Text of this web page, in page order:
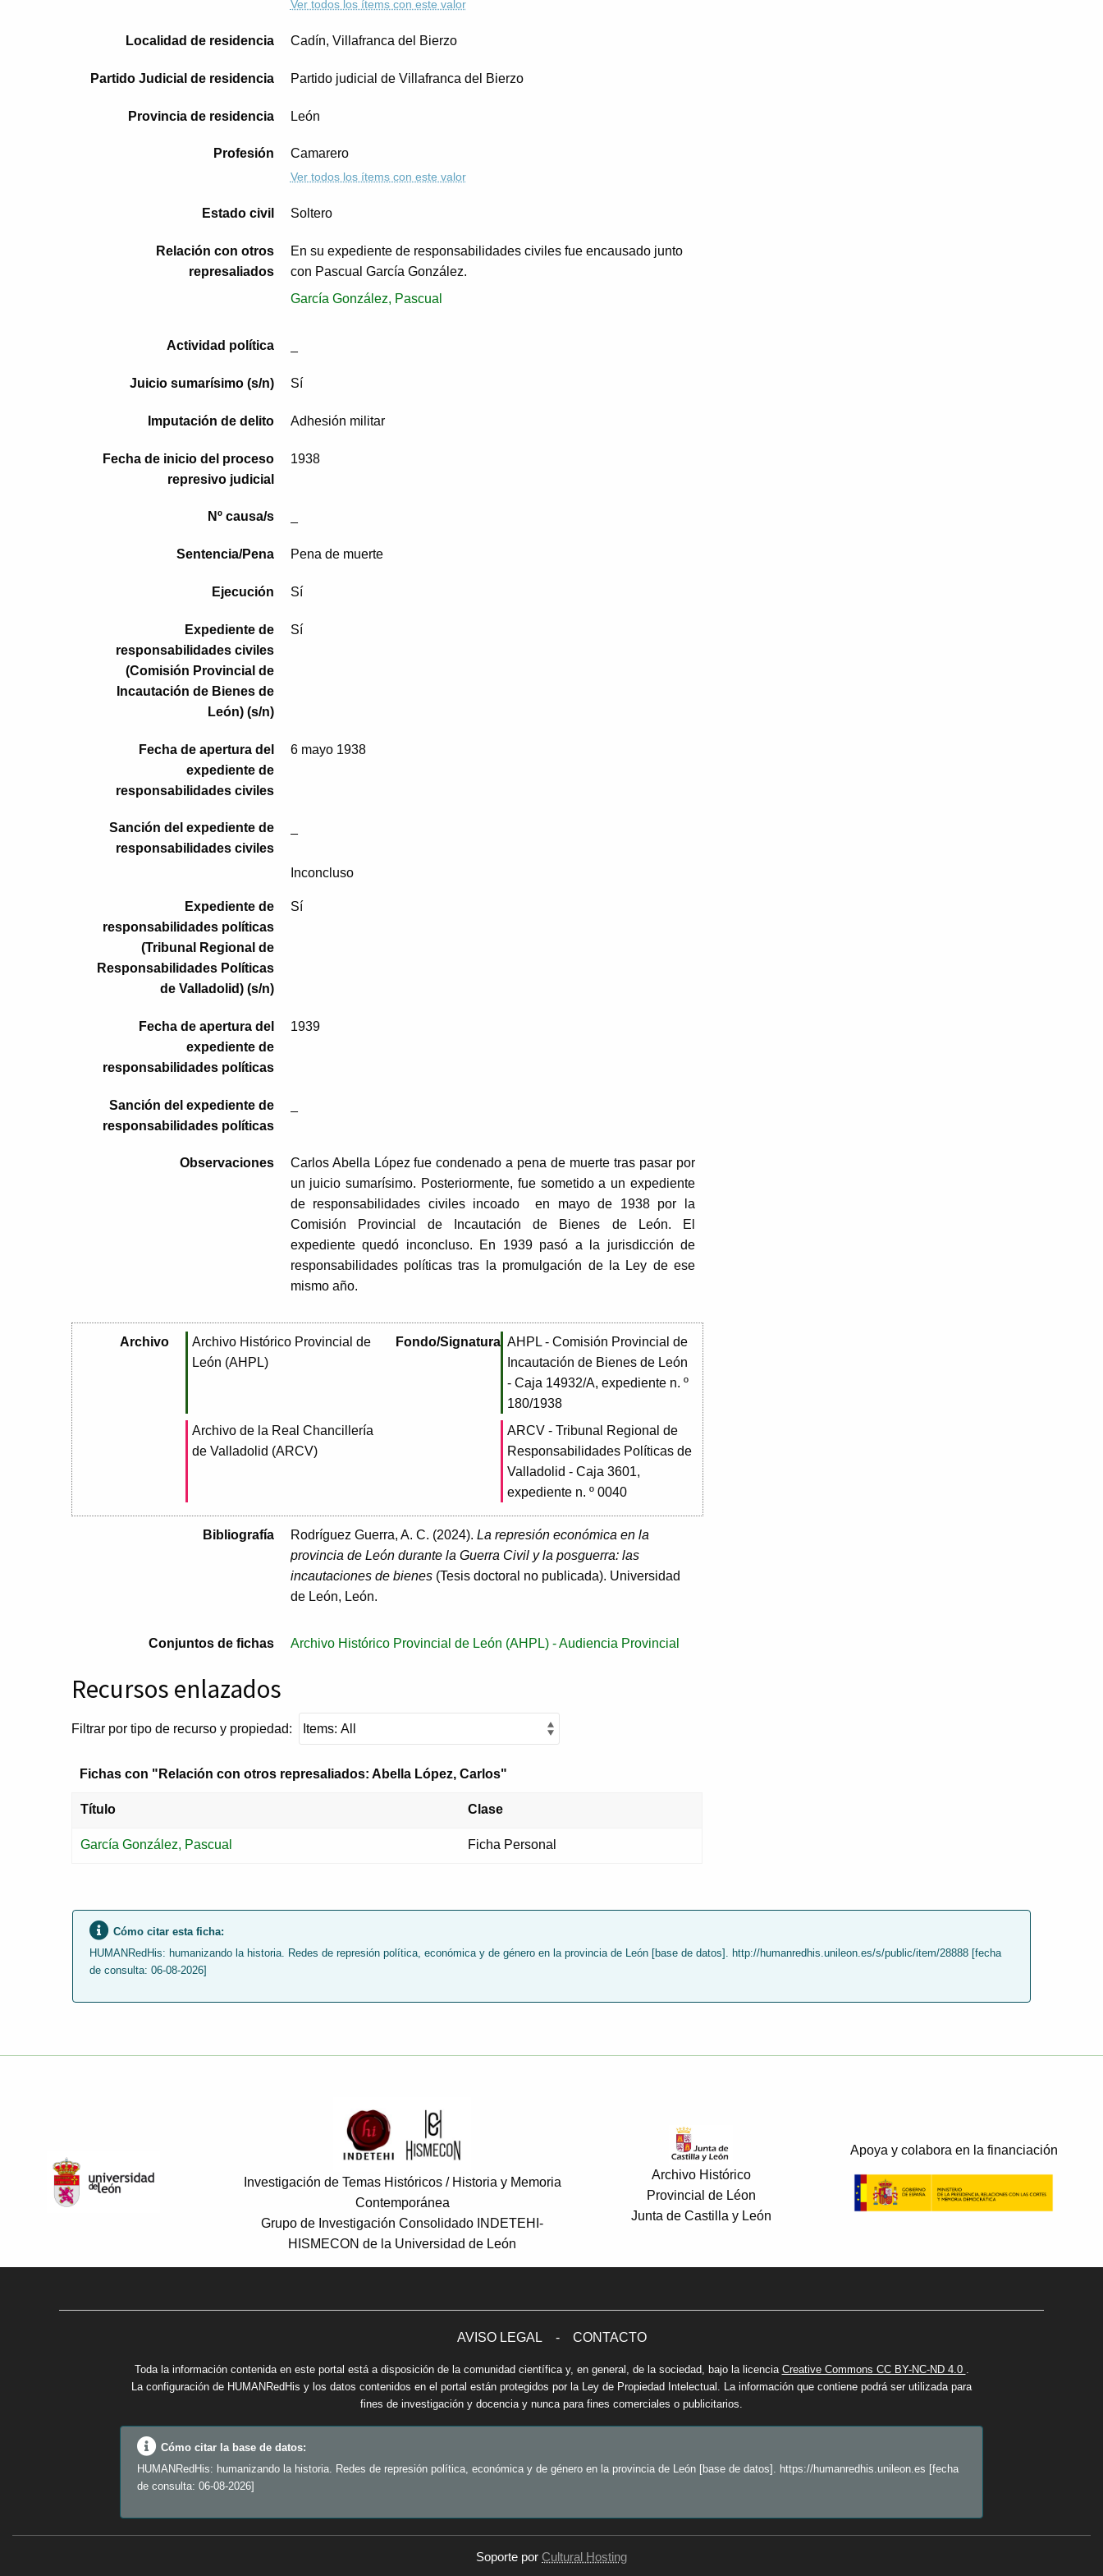
Ver todos los ítems con este valor
Localidad de residencia Cadín, Villafranca del Bierzo
Partido Judicial de residencia Partido judicial de Villafranca del Bierzo
Provincia de residencia León
Profesión Camarero
Ver todos los ítems con este valor
Estado civil Soltero
Relación con otros
represaliados
En su expediente de responsabilidades civiles fue encausado junto
con Pascual García González.
García González, Pascual
Actividad política
Juicio sumarísimo (s/n) Sí
Imputación de delito Adhesión militar
Fecha de inicio del proceso
represivo judicial
1938
Nº causa/s
Sentencia/Pena Pena de muerte
Ejecución Sí
Expediente de
responsabilidades civiles
(Comisión Provincial de
Incautación de Bienes de
León) (s/n)
Sí
Fecha de apertura del
expediente de
responsabilidades civiles
6 mayo 1938
Sanción del expediente de
responsabilidades civiles
Inconcluso
Expediente de
responsabilidades políticas
(Tribunal Regional de
Responsabilidades Políticas
de Valladolid) (s/n)
Sí
Fecha de apertura del
expediente de
responsabilidades políticas
1939
Sanción del expediente de
responsabilidades políticas
Observaciones
Carlos Abella López fue condenado a pena de muerte tras pasar por
un juicio sumarísimo. Posteriormente, fue sometido a un expediente
de responsabilidades civiles incoado en mayo de 1938 por la
Comisión Provincial de Incautación de Bienes de León. El
expediente quedó inconcluso. En 1939 pasó a la jurisdicción de
responsabilidades políticas tras la promulgación de la Ley de ese
mismo año.
Archivo
Archivo Histórico Provincial de
León (AHPL)
Archivo de la Real Chancillería
de Valladolid (ARCV)
Fondo/Signatura AHPL - Comisión Provincial de
Incautación de Bienes de León
- Caja 14932/A, expediente n. º
180/1938
ARCV - Tribunal Regional de
Responsabilidades Políticas de
Valladolid - Caja 3601,
expediente n. º 0040
Bibliografía Rodríguez Guerra, A. C. (2024). La represión económica en la
provincia de León durante la Guerra Civil y la posguerra: las
incautaciones de bienes(Tesis doctoral no publicada). Universidad
de León, León.
Conjuntos de fichas Archivo Histórico Provincial de León (AHPL) - Audiencia Provincial
Recursos enlazados
Filtrar por tipo de recurso y propiedad:
Fichas con "Relación con otros represaliados: Abella López, Carlos"
Título Clase
García González, Pascual Ficha Personal
Cómo citar esta ficha:
HUMANRedHis: humanizando la historia. Redes de represión política, económica y de género en la provincia de León [base de datos]. http://humanredhis.unileon.es/s/public/item/28888 [fecha
de consulta: 06-08-2026]
Investigación de Temas Históricos / Historia y Memoria
Contemporánea
Grupo de Investigación Consolidado INDETEHI-
HISMECON de la Universidad de León
Archivo Histórico
Provincial de Léon
Junta de Castilla y León
Apoya y colabora en la financiación
AVISO LEGAL - CONTACTO
Toda la información contenida en este portal está a disposición de la comunidad científica y, en general, de la sociedad, bajo la licencia Creative Commons CC BY-NC-ND 4.0 .
La configuración de HUMANRedHis y los datos contenidos en el portal están protegidos por la Ley de Propiedad Intelectual. La información que contiene podrá ser utilizada para
fines de investigación y docencia y nunca para fines comerciales o publicitarios.
Cómo citar la base de datos:
HUMANRedHis: humanizando la historia. Redes de represión política, económica y de género en la provincia de León [base de datos]. https://humanredhis.unileon.es [fecha
de consulta: 06-08-2026]
Soporte por Cultural Hosting